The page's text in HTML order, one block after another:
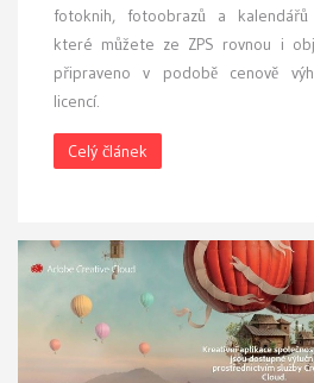
fotoknih, fotoobrazů a
které můžete ze ZPS rovnou i
připraveno v podobě cenově
licencí.
Celý článek